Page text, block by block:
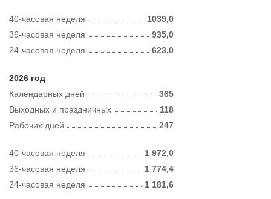
40-часовая неделя
1039,0
36-часовая неделя
935,0
24-часовая неделя
623,0
2026 год
Календарных дней
365
Рабочих дней 247
Выходных и праздничных 118
40-часовая неделя
1 972,0
36-часовая неделя
1 774,4
24-часовая неделя
1 181,6